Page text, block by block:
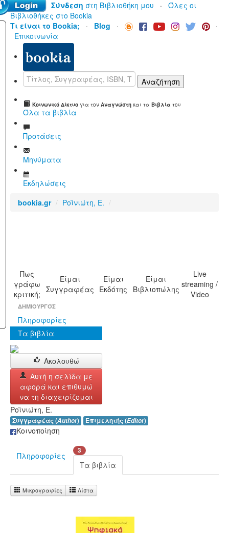
Σύνδεση στη Βιβλιοθήκη μου · Όλες οι
Βιβλιοθήκες στο Bookia
Τι είναι το Bookia; · Blog ·
·
Επικοινωνία
Το Κοινωνικό Δίκτυο για τον Αναγνώστη και τα Βιβλία του
Αναζήτηση
Όλα τα βιβλία
Προτάσεις
Μηνύματα
Εκδηλώσεις
bookia.gr / Ροϊνιώτη, Ε. /
Πως
γράφω
κριτική;
Είμαι
Συγγραφέας
Είμαι
Εκδότης
Είμαι
Βιβλιοπώλης
Live
streaming /
Video
ΔΗΜΙΟΥΡΓΌΣ
Πληροφορίες
Τα βιβλία
Ακολουθώ
Αυτή η σελίδα με
αφορά και επιθυμώ
να τη διαχειρίζομαι
Ροϊνιώτη, Ε.
Συγγραφέας (Author) Επιμελητής (Editor)
Κοινοποίηση
Πληροφορίες
3
Τα βιβλία
Μικρογραφίες Λίστα